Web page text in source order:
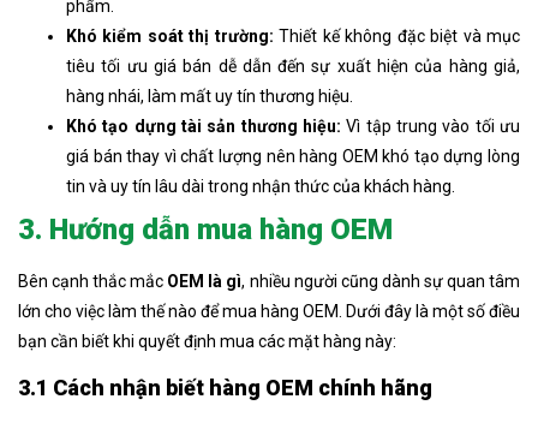
phẩm.
Khó kiểm soát thị trường:Thiết kế không đặc biệt và mục
tiêu tối ưu giá bán dễ dẫn đến sự xuất hiện của hàng giả,
hàng nhái, làm mất uy tín thương hiệu.
Khó tạo dựng tài sản thương hiệu: Vì tập trung vào tối ưu
giá bán thay vì chất lượng nên hàng OEM khó tạo dựng lòng
tin và uy tín lâu dài trong nhận thức của khách hàng.
3. Hướng dẫn mua hàng OEM
Bên cạnh thắc mắc OEM là gì, nhiều người cũng dành sự quan tâm
lớn cho việc làm thế nào để mua hàng OEM. Dưới đây là một số điều
bạn cần biết khi quyết định mua các mặt hàng này:
3.1 Cách nhận biết hàng OEM chính hãng